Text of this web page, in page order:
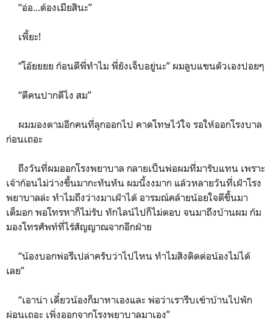
“อ่อ...ต้องเมียสินะ”
เพี้ยะ!
“โอ๊ยยยย ก้อนตีพี่ทำไม พี่ยังเจ็บอยู่นะ” ผมลูบแขนตัวเองปอยๆ
“ตีคนปากดีไง สม”
ผมมองตามอีกคนที่ลุกออกไป คาดโทษไว้ใจ รอให้ออกโรงบาล
ก่อนเถอะ
ถึงวันที่ผมออกโรงพยาบาล กลายเป็นพ่อผมที่มารับแทน เพราะ
เจ้าก้อนไม่ว่างขึ้นมากะทันหัน ผมนี้งงมาก แล้วหลายวันที่เฝ้าโรง
พยาบาลล่ะ ทำไมถึงว่างมาเฝ้าได้ อารมณ์คล้ายน้อยใจตีขึ้นมา
เต็มอก พอโทรหาก็ไม่รับ ทักไลน์ไปก็ไม่ตอบ จนมาถึงบ้านผม ก้ม
มองโทรศัพท์ที่ไร้สัญญาณจากอีกฝ่าย
“น้องบอกพ่อรึเปล่าครับว่าไปไหน ทำไมสิงติดต่อน้องไม่ได้
เลย”
“เอาน่า เดี๋ยวน้องก็มาหาเองและ พ่อว่าเรารีบเข้าบ้านไปพัก
ผ่อนเถอะ เพิ่งออกจากโรงพยาบาลมาเอง”